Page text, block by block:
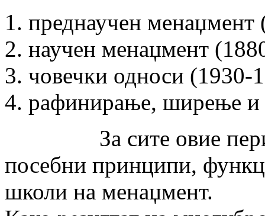
преднаучен менаџмент
научен менаџмент
човечки односи (1930-
рафинирање, ширење и
За сите овие
посебни принципи,
школи на менаџмент.